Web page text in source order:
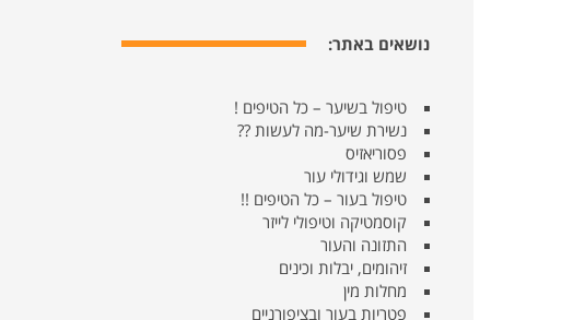
נושאים באתר:
טיפול בשיער – כל הטיפים !
נשירת שיער-מה לעשות ??
פסוריאזיס
שמש וגידולי עור
טיפול בעור – כל הטיפים !!
קוסמטיקה וטיפולי לייזר
התזונה והעור
זיהומים, יבלות וכינים
מחלות מין
פטריות בעור ובציפורניים